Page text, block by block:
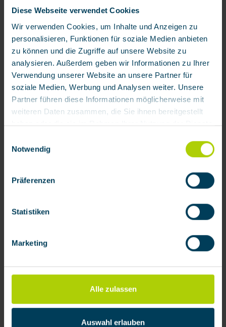
Diese Webseite verwendet Cookies
Wir verwenden Cookies, um Inhalte und Anzeigen zu
personalisieren, Funktionen für soziale Medien anbieten
zu können und die Zugriffe auf unsere Website zu
analysieren. Außerdem geben wir Informationen zu Ihrer
Verwendung unserer Website an unsere Partner für
soziale Medien, Werbung und Analysen weiter. Unsere
Partner führen diese Informationen möglicherweise mit
weiteren Daten zusammen, die Sie ihnen bereitgestellt
haben oder die sie im Rahmen Ihrer Nutzung der Dienste
Mit Klick auf „[Zustimmen / Alles akzeptieren / etc.]“
erteilen Sie Ihre Einwilligung auch in die Weitergabe über
Ihr Verhalten in unserem Shop an unseren Partner, die
Deutschland), die diese Daten Ihnen nicht persönlich
zuordnen kann, sie aber zu eigenen Zwecken (z.B.
verarbeiten darf.
Notwendig
Präferenzen
Statistiken
Marketing
Alle zulassen
Auswahl erlauben
Mitarbeiter-Events
Gute Verkehrsanbindung und kostenlose Parkplätze